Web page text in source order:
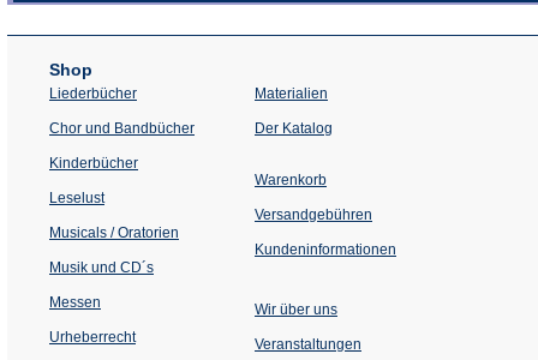
Shop
Liederbücher
Chor und Bandbücher
Kinderbücher
Leselust
Musicals / Oratorien
Musik und CD´s
Messen
Urheberrecht
Materialien
Der Katalog
Warenkorb
Versandgebühren
Kundeninformationen
Wir über uns
Veranstaltungen